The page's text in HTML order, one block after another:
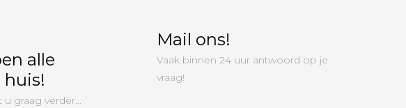
alle
huis!
graag verder...
Mail ons!
Vaak binnen 24 uur antwoord op je
vraag!